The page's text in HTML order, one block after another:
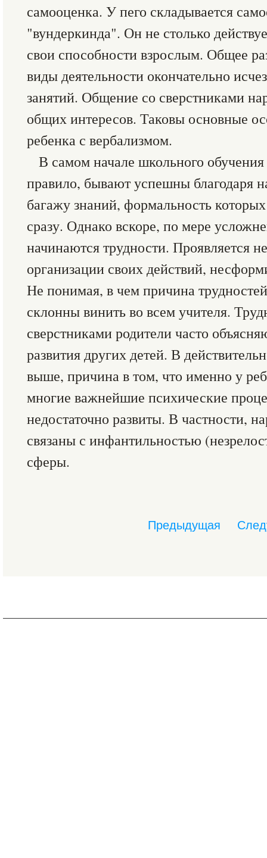
самооценка. У пего складывается
"вундеркинда". Он не столько
свои способности взрослым. Общее
виды деятельности окончательно
занятий. Общение со сверстниками
общих интересов. Таковы основные
ребенка с вербализмом.
В самом начале школьного
правило, бывают успешны благодаря
багажу знаний, формальность
сразу. Однако вскоре, по мере
начинаются трудности. Проявляется
организации своих действий,
Не понимая, в чем причина
склонны винить во всем учителя.
сверстниками родители часто
развития других детей. В
выше, причина в том, что именно у
многие важнейшие психические
недостаточно развиты. В частности,
связаны с инфантильностью
сферы.
Предыдущая